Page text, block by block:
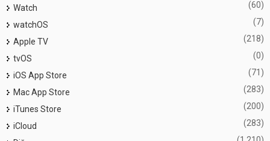
Watch (60)
watchOS (7)
Apple TV (218)
tvOS (0)
iOS App Store (71)
Mac App Store (283)
iTunes Store (200)
iCloud (283)